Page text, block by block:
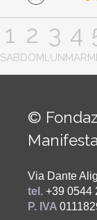
1
SAB
2
DOM
3
LUN
4
MAR
©
Via Dante
tel. +39 0544
P. IVA